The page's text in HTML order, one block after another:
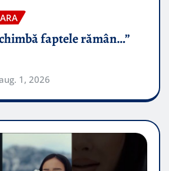
faptele rămân…”
1, 2026